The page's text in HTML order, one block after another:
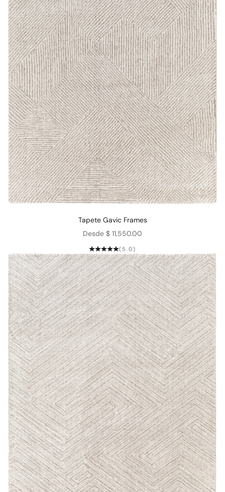
Tapete Gavic Frames
Precio de oferta
Desde $ 11,550.00
(5.0)